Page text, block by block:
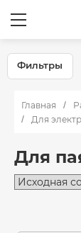
Фильтры
Главная
Для
Для